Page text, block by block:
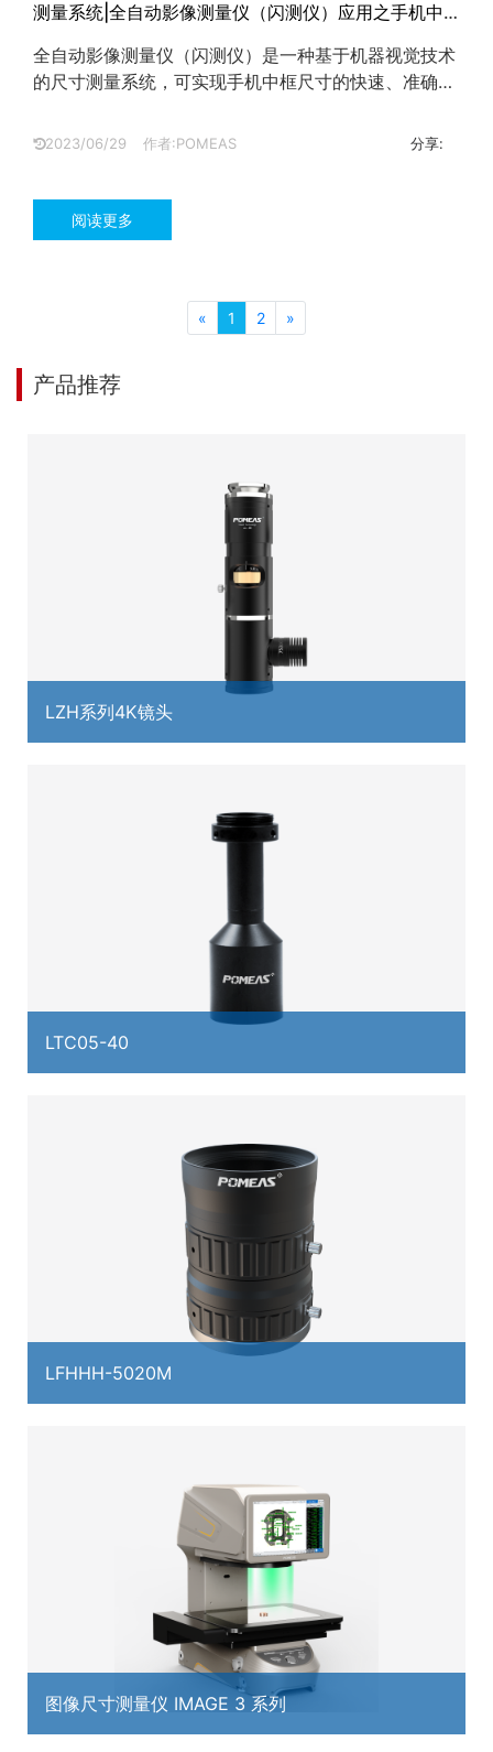
测量系统|全自动影像测量仪（闪测仪）应用之手机中
全自动影像测量仪（闪测仪）是一种基于机器视觉技术
的尺寸测量系统，可实现手机中框尺寸的快速、准确的
2023/06/29 作者:POMEAS 分享:
阅读更多
« 1 2 »
产品推荐
LZH系列4K镜头
LTC05-40
LFHHH-5020M
图像尺寸测量仪 IMAGE 3 系列